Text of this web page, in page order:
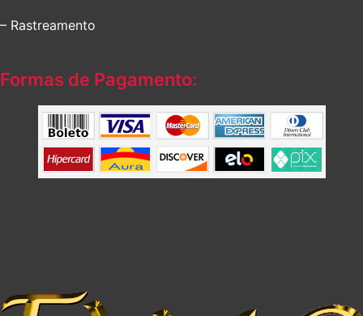
– Rastreamento
Formas de Pagamento: